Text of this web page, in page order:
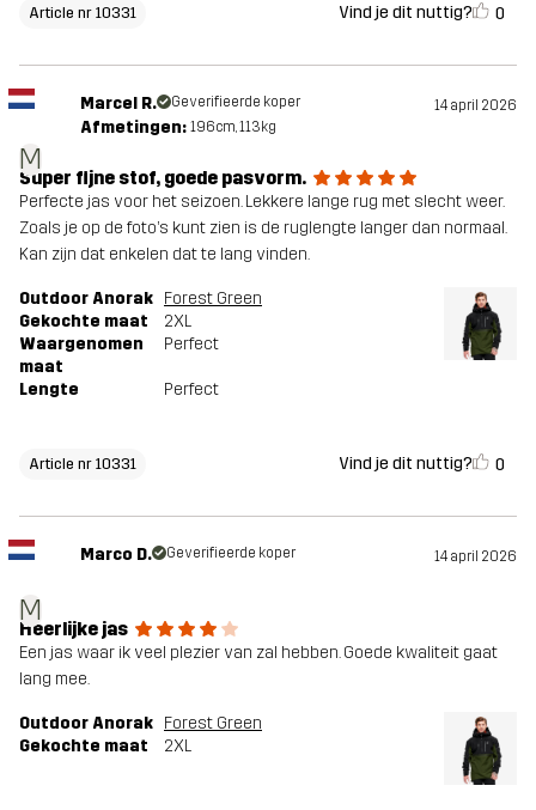
Article nr 10331 Vind je dit nuttig? 0
M
Marcel R. Geverifieerde koper 14 april 2026
Afmetingen: 196cm, 113kg
Super fijne stof, goede pasvorm.
Perfecte jas voor het seizoen. Lekkere lange rug met slecht weer.
Zoals je op de foto’s kunt zien is de ruglengte langer dan normaal.
Kan zijn dat enkelen dat te lang vinden.
Outdoor Anorak Forest Green
Gekochte maat
2XL
Waargenomen
maat
Perfect
Lengte Perfect
Article nr 10331 Vind je dit nuttig? 0
M
Marco D. Geverifieerde koper 14 april 2026
Heerlijke jas
Een jas waar ik veel plezier van zal hebben. Goede kwaliteit gaat
lang mee.
Outdoor Anorak Forest Green
Gekochte maat
2XL